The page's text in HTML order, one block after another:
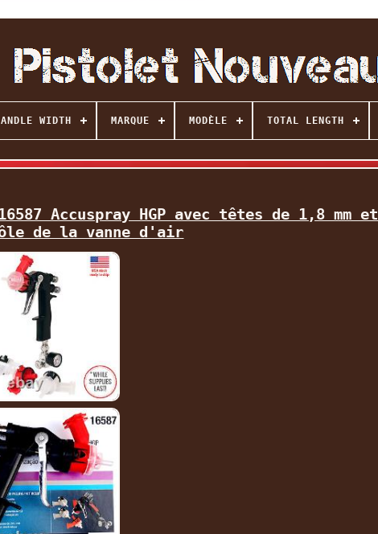
WIDTH MARQUE MODÈLE TOTAL LENGTH
Accuspray HGP avec têtes de 1,8 mm et
de la vanne d'air